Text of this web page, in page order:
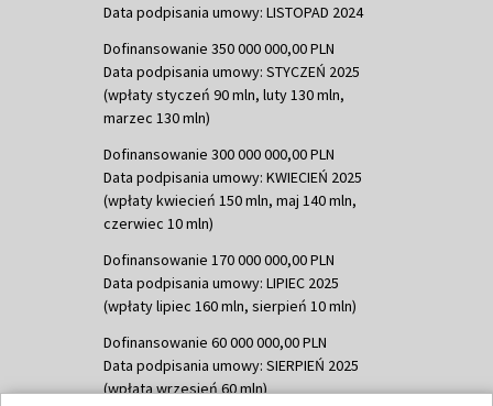
Data podpisania umowy: LISTOPAD 2024
Dofinansowanie 350 000 000,00 PLN
Data podpisania umowy: STYCZEŃ 2025
(wpłaty styczeń 90 mln, luty 130 mln,
marzec 130 mln)
Dofinansowanie 300 000 000,00 PLN
Data podpisania umowy: KWIECIEŃ 2025
(wpłaty kwiecień 150 mln, maj 140 mln,
czerwiec 10 mln)
Dofinansowanie 170 000 000,00 PLN
Data podpisania umowy: LIPIEC 2025
(wpłaty lipiec 160 mln, sierpień 10 mln)
Dofinansowanie 60 000 000,00 PLN
Data podpisania umowy: SIERPIEŃ 2025
(wpłata wrzesień 60 mln)